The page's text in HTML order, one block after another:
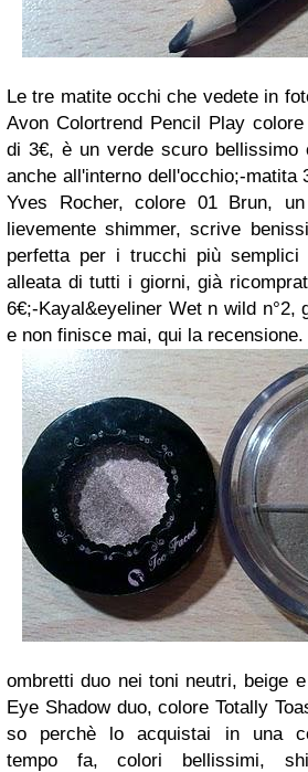
Le tre matite occhi che vedete in
Avon Colortrend Pencil Play
di 3€, è un verde scuro bellissimo
anche all'interno dell'occhio;-matita
Yves Rocher, colore 01 Brun,
lievemente shimmer, scrive
perfetta per i trucchi più
alleata di tutti i giorni, già
6€;-Kayal&eyeliner Wet n wild n°2,
e non finisce mai, qui la recensione.
ombretti duo nei toni neutri, beige
Eye Shadow duo, colore Totally
so perchè lo acquistai in una
tempo fa, colori bellissimi,